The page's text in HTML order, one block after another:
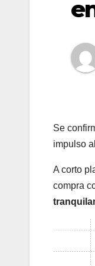
Se
impulso
A corto
compra